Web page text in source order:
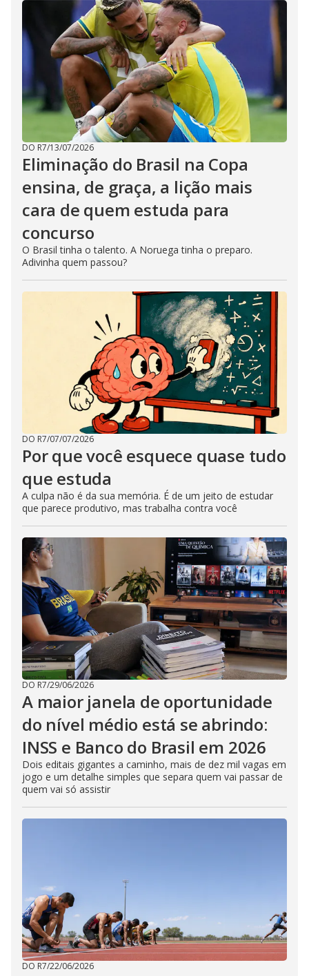
DO R7/13/07/2026
Eliminação do Brasil na Copa
ensina, de graça, a lição mais
cara de quem estuda para
concurso
O Brasil tinha o talento. A Noruega tinha o preparo.
Adivinha quem passou?
DO R7/07/07/2026
Por que você esquece quase tudo
que estuda
A culpa não é da sua memória. É de um jeito de estudar
que parece produtivo, mas trabalha contra você
DO R7/29/06/2026
A maior janela de oportunidade
do nível médio está se abrindo:
INSS e Banco do Brasil em 2026
Dois editais gigantes a caminho, mais de dez mil vagas em
jogo e um detalhe simples que separa quem vai passar de
quem vai só assistir
DO R7/22/06/2026